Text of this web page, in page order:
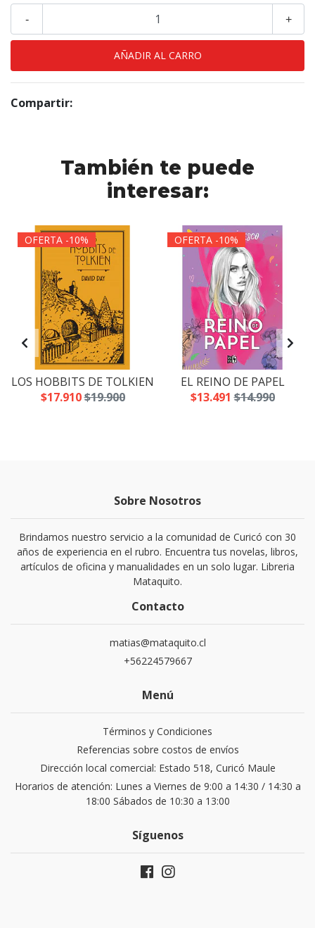
+
-
Compartir:
También te puede
interesar:
OFERTA -10%
LOS HOBBITS DE TOLKIEN
$17.910$19.900
OFERTA -10%
EL REINO DE PAPEL
$13.491 $14.990
Sobre Nosotros
Brindamos nuestro servicio a la comunidad de Curicó con 30
años de experiencia en el rubro. Encuentra tus novelas, libros,
artículos de oficina y manualidades en un solo lugar. Libreria
Mataquito.
Contacto
matias@mataquito.cl
+56224579667
Menú
Términos y Condiciones
Referencias sobre costos de envíos
Dirección local comercial: Estado 518, Curicó Maule
Horarios de atención: Lunes a Viernes de 9:00 a 14:30 / 14:30 a
18:00 Sábados de 10:30 a 13:00
Síguenos